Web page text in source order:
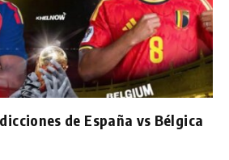
de España vs Bélgica